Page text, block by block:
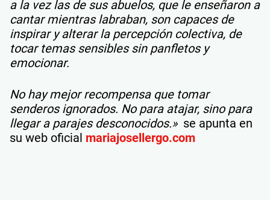
a la vez las de sus abuelos, que le enseñaron a
cantar mientras labraban, son capaces de
inspirar y alterar la percepción colectiva, de
tocar temas sensibles sin panfletos y
emocionar.
No hay mejor recompensa que tomar
senderos ignorados. No para atajar, sino para
llegar a parajes desconocidos.» se apunta en
su web oficial mariajosellergo.com